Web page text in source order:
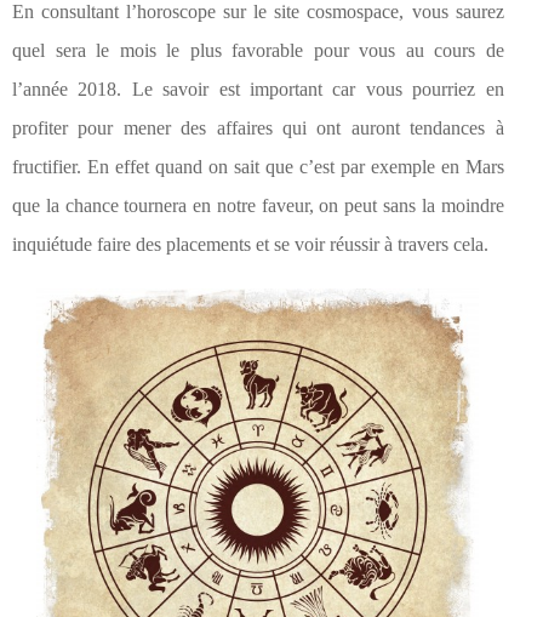
En consultant l’horoscope sur le site cosmospace, vous saurez
quel sera le mois le plus favorable pour vous au cours de
l’année 2018. Le savoir est important car vous pourriez en
profiter pour mener des affaires qui ont auront tendances à
fructifier. En effet quand on sait que c’est par exemple en Mars
que la chance tournera en notre faveur, on peut sans la moindre
inquiétude faire des placements et se voir réussir à travers cela.